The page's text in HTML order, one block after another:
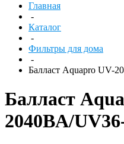
Главная
-
Каталог
-
Фильтры для дома
-
Балласт Aquapro UV-
Балласт
2040BA/